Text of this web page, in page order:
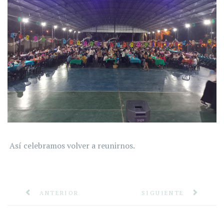
Así celebramos volver a reunirnos.
ANTERIOR SIGUIENTE